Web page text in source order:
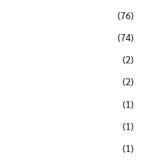
(76)
(74)
(2)
(2)
(1)
(1)
(1)